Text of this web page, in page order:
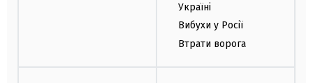
Україні
Вибухи у Росії
Втрати ворога